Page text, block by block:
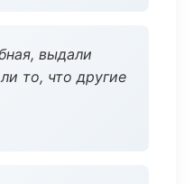
выдали
то, что другие